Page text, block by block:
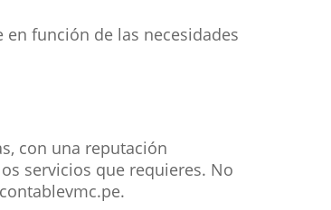
función de las necesidades
con una reputación
servicios que requieres. No